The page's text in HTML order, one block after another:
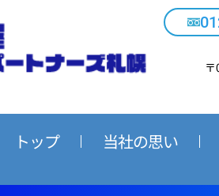
トップ 当社の思い